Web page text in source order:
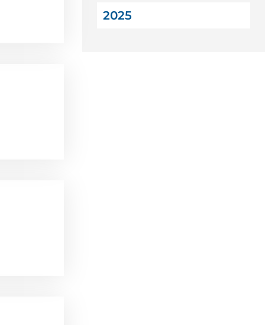
2025